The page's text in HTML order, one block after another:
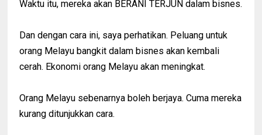
Waktu itu, mereka akan BERANI TERJUN dalam bisnes.
Dan dengan cara ini, saya perhatikan. Peluang untuk
orang Melayu bangkit dalam bisnes akan kembali
cerah. Ekonomi orang Melayu akan meningkat.
Orang Melayu sebenarnya boleh berjaya. Cuma mereka
kurang ditunjukkan cara.